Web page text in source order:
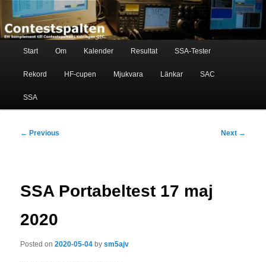
primary
content
Contestspalten
Ett komplement till contestspalten i tidningen QTC
Start Om Kalender Resultat SSA-Tester
Rekord HF-cupen Mjukvara Länkar SAC
SSA
Post
← Previous Next →
SSA Portabeltest 17 maj
2020
Posted on2020-05-04 bysm5ajv